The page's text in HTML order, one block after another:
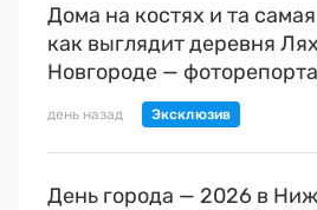
Дома на костях и та
как выглядит деревня
Новгороде —
день назад
День города — 2026 в